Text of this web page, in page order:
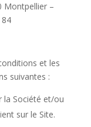
Montpellier –
et les
suivantes :
la Société et/ou
sur le Site.